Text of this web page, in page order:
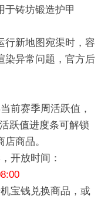
于铸坊锻造护甲
行新地图宛渠时，容
染异常问题，官方后
前赛季周活跃值，
跃值进度条可解锁
商品。
开放时间：
宝钱兑换商品，或